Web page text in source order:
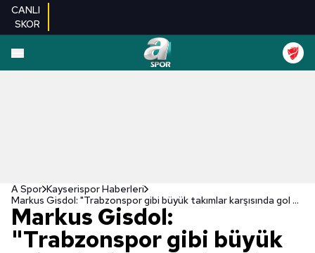
CANLI
SKOR
A Spor Kayserispor Haberleri
Markus Gisdol: "Trabzonspor gibi büyük takımlar karşısında gol atmazsanız başarılı olamazsınız"
Markus Gisdol:
"Trabzonspor gibi büyük